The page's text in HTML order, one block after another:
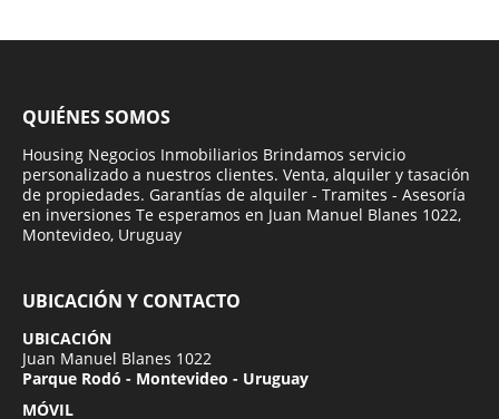
QUIÉNES SOMOS
Housing Negocios Inmobiliarios Brindamos servicio
personalizado a nuestros clientes. Venta, alquiler y tasación
de propiedades. Garantías de alquiler - Tramites - Asesoría
en inversiones Te esperamos en Juan Manuel Blanes 1022,
Montevideo, Uruguay
UBICACIÓN Y CONTACTO
UBICACIÓN
Juan Manuel Blanes 1022
Parque Rodó - Montevideo - Uruguay